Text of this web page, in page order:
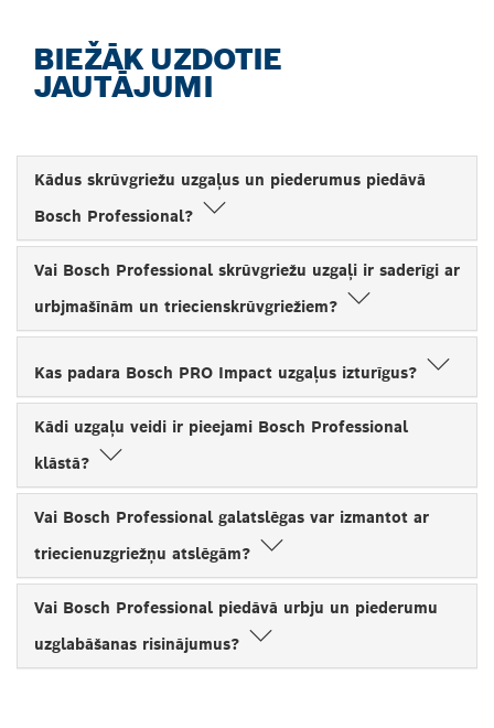
BIEŽĀK UZDOTIE
JAUTĀJUMI
Kādus skrūvgriežu uzgaļus un piederumus piedāvā
Bosch Professional?
Vai Bosch Professional skrūvgriežu uzgaļi ir saderīgi ar
urbjmašīnām un triecienskrūvgriežiem?
Kas padara Bosch PRO Impact uzgaļus izturīgus?
Kādi uzgaļu veidi ir pieejami Bosch Professional
klāstā?
Vai Bosch Professional galatslēgas var izmantot ar
triecienuzgriežņu atslēgām?
Vai Bosch Professional piedāvā urbju un piederumu
uzglabāšanas risinājumus?